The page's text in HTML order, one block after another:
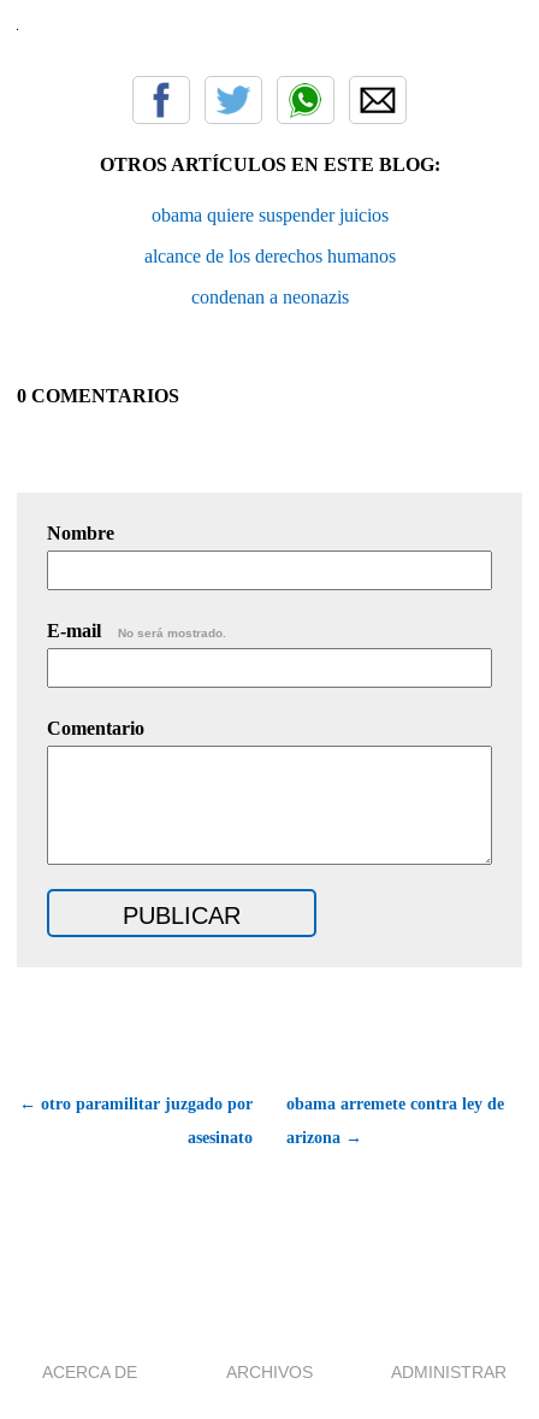
OTROS ARTÍCULOS EN ESTE BLOG:
obama quiere suspender juicios
alcance de los derechos humanos
condenan a neonazis
0 COMENTARIOS
Nombre
E-mail No será mostrado.
Comentario
← otro paramilitar juzgado por
asesinato
obama arremete contra ley de
arizona →
ACERCA DE ARCHIVOS ADMINISTRAR